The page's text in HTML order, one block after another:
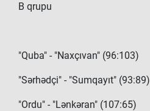
B qrupu
"Quba" - "Naxçıvan" (96:103)
"Sərhədçi" - "Sumqayıt" (93:89)
"Ordu" - "Lənkəran" (107:65)